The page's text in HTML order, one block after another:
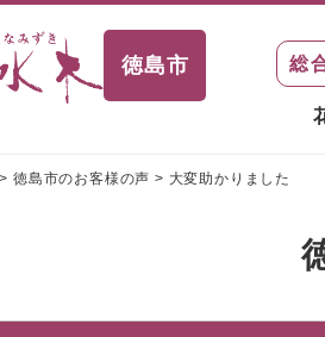
徳島市 総
>徳島市のお客様の声 > 大変助かりました